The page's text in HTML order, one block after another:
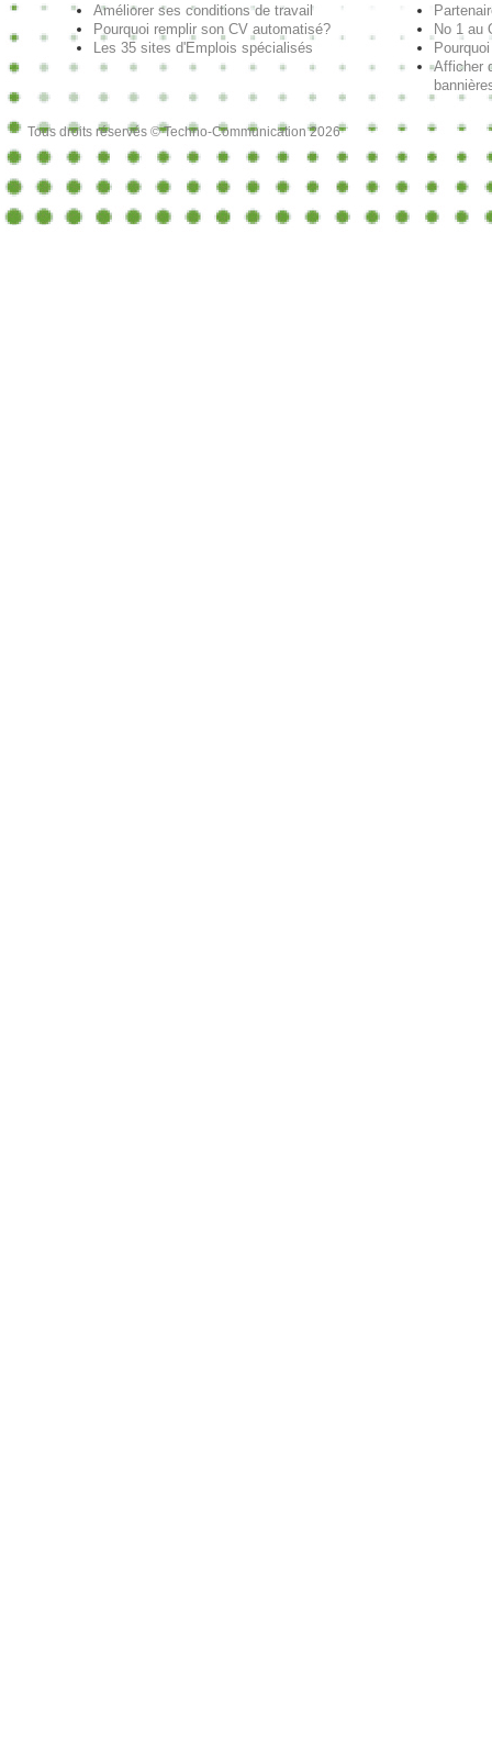
Améliorer ses conditions de travail
Pourquoi remplir son CV automatisé?
Les 35 sites d'Emplois spécialisés
No 1 au
Afficher
Tous droits réservés © Techno-Communication 2026